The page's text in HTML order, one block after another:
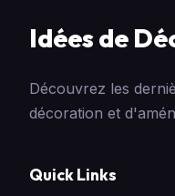
Idées de
Découvrez les
décoration et
Quick Links